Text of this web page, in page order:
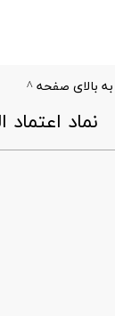
بالای صفحه ^
​نماد اعتماد